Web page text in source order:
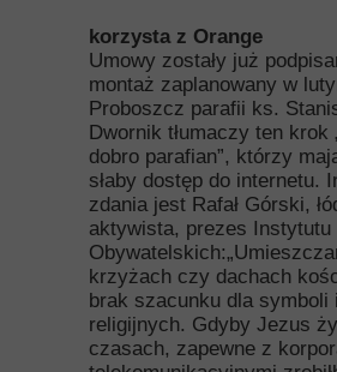
korzysta z Orange
Umowy zostały już
montaż zaplanowany w
Proboszcz parafii ks.
Dwornik tłumaczy ten krok
dobro parafian”, którzy
słaby dostęp do internetu.
zdania jest Rafał Górski,
aktywista, prezes Instytutu
krzyżach czy dachach
brak szacunku dla symboli
religijnych. Gdyby Jezus
czasach, zapewne z